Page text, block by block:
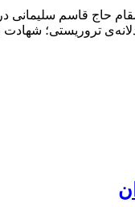
قاسم سلیمانی در
تروریستی؛ شهادت